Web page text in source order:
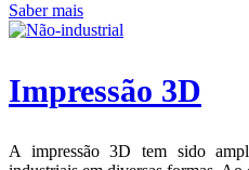
Saber mais
Impressão 3D
A impressão 3D tem sido